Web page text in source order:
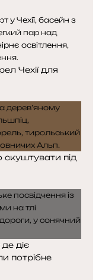
Чехії для
скуштувати під
діє
потрібне